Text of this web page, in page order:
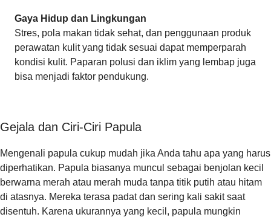
Gaya Hidup dan Lingkungan
Stres, pola makan tidak sehat, dan penggunaan produk
perawatan kulit yang tidak sesuai dapat memperparah
kondisi kulit. Paparan polusi dan iklim yang lembap juga
bisa menjadi faktor pendukung.
Gejala dan Ciri-Ciri Papula
Mengenali papula cukup mudah jika Anda tahu apa yang harus
diperhatikan. Papula biasanya muncul sebagai benjolan kecil
berwarna merah atau merah muda tanpa titik putih atau hitam
di atasnya. Mereka terasa padat dan sering kali sakit saat
disentuh. Karena ukurannya yang kecil, papula mungkin